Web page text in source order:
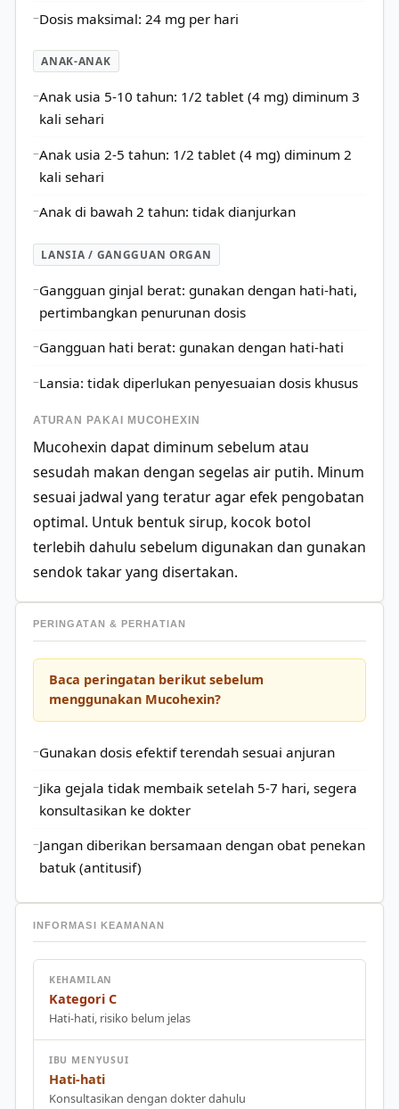
Dosis maksimal: 24 mg per hari
ANAK-ANAK
Anak usia 5-10 tahun: 1/2 tablet (4 mg) diminum 3
kali sehari
Anak usia 2-5 tahun: 1/2 tablet (4 mg) diminum 2
kali sehari
Anak di bawah 2 tahun: tidak dianjurkan
LANSIA / GANGGUAN ORGAN
Gangguan ginjal berat: gunakan dengan hati-hati,
pertimbangkan penurunan dosis
Gangguan hati berat: gunakan dengan hati-hati
Lansia: tidak diperlukan penyesuaian dosis khusus
ATURAN PAKAI MUCOHEXIN
Mucohexin dapat diminum sebelum atau
sesudah makan dengan segelas air putih. Minum
sesuai jadwal yang teratur agar efek pengobatan
optimal. Untuk bentuk sirup, kocok botol
terlebih dahulu sebelum digunakan dan gunakan
sendok takar yang disertakan.
PERINGATAN & PERHATIAN
Baca peringatan berikut sebelum
menggunakan Mucohexin?
Gunakan dosis efektif terendah sesuai anjuran
Jika gejala tidak membaik setelah 5-7 hari, segera
konsultasikan ke dokter
Jangan diberikan bersamaan dengan obat penekan
batuk (antitusif)
INFORMASI KEAMANAN
KEHAMILAN
Kategori C
Hati-hati, risiko belum jelas
IBU MENYUSUI
Hati-hati
Konsultasikan dengan dokter dahulu